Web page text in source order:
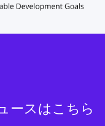
ースはこちら